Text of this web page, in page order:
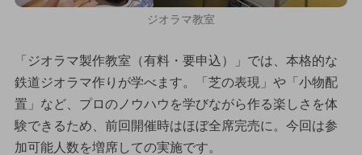
ジオラマ教室
「ジオラマ製作教室（有料・要申込）」では、本格的な
鉄道ジオラマ作りが学べます。「芝の表現」や「小物配
置」など、プロのノウハウを学びながら作る楽しさを体
験できるため、前回開催時はほぼ全席完売に。今回は参
加可能人数を増席しての実施です。